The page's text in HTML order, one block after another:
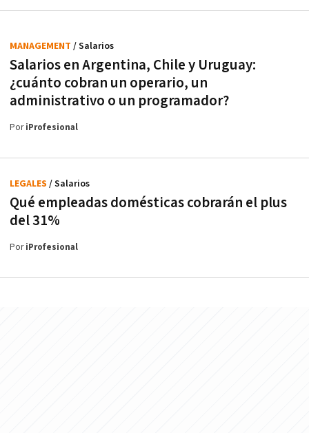
Salarios en Argentina, Chile y Uruguay:
¿cuánto cobran un operario, un
administrativo o un programador?
MANAGEMENT / Salarios
PoriProfesional
Qué empleadas domésticas cobrarán el plus
del 31%
LEGALES / Salarios
PoriProfesional